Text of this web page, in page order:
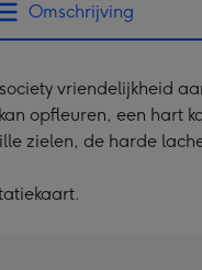
Omschrijving
vriendelijkheid
opfleuren, een hart
zielen, de harde